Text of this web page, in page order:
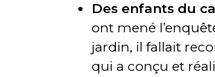
Des enfants du
ont mené
jardin, il fallait
qui a conçu et